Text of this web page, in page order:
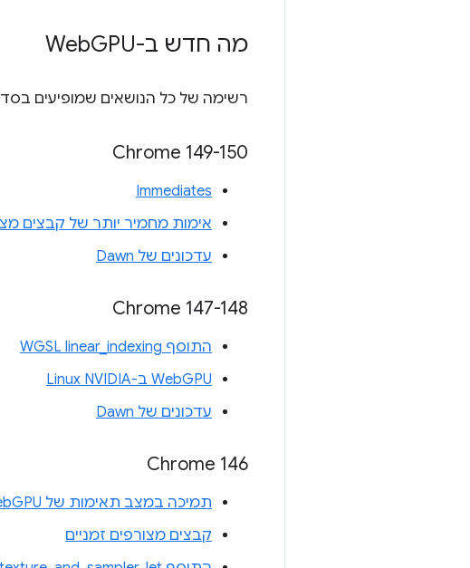
מה חדש ב-WebGPU
רשימה של כל הנושאים שמופיעים
‫Chrome 149-150
Immediates
אימות מחמיר יותר של קבצים
עדכונים של Dawn
‫Chrome 147-148
התוסף WGSL linear_indexing
WebGPU ב-Linux NVIDIA
עדכונים של Dawn
Chrome 146
תמיכה במצב תאימות של WebGPU ב-OpenGL ES 3.1
קבצים מצורפים זמניים